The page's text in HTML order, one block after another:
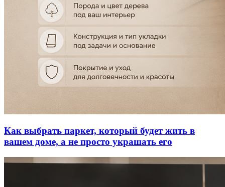
Как выбрать паркет, который будет жить в
вашем доме, а не просто украшать его